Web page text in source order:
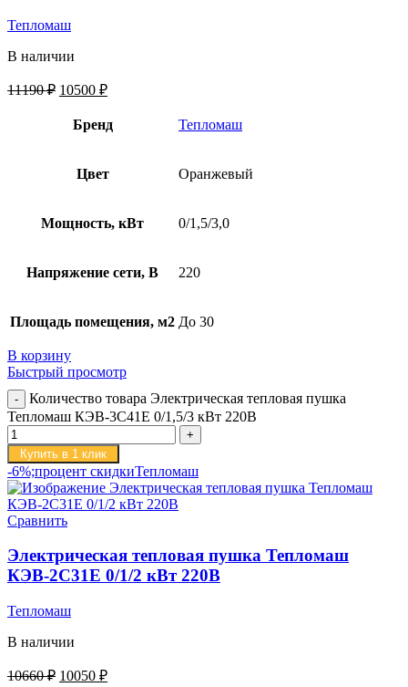
Тепломаш
В наличии
11190₽ 10500 ₽
Бренд Тепломаш
Цвет Оранжевый
Мощность, кВт 0/1,5/3,0
Напряжение сети, В 220
Площадь помещения, м2 До 30
В корзину
Быстрый просмотр
Количество товара Электрическая тепловая пушка
Тепломаш КЭВ-3С41Е 0/1,5/3 кВт 220В
Купить в 1 клик
-6%;процент скидкиТепломаш
Сравнить
Электрическая тепловая пушка Тепломаш
КЭВ-2С31Е 0/1/2 кВт 220В
Тепломаш
В наличии
10660₽ 10050 ₽